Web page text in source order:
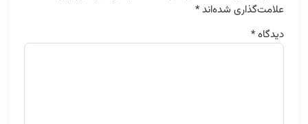
علامت‌گذاری شده‌اند*
دیدگاه*